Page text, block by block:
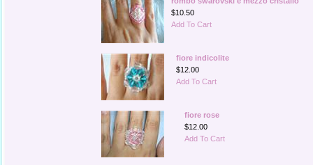
$10.50
Add To Cart
fiore indicolite
$12.00
Add To Cart
fiore rose
$12.00
Add To Cart